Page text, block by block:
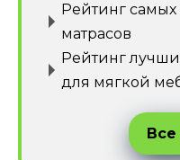
Рейтинг
матрасов
Рейтинг
для мягкой